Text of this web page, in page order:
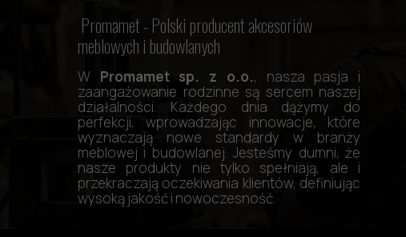
W Promamet sp. z o.o., nasza pasja i
zaangażowanie rodzinne są sercem naszej
działalności. Każdego dnia dążymy do
perfekcji, wprowadzając innowacje, które
wyznaczają nowe standardy w branży
meblowej i budowlanej. Jesteśmy dumni, że
nasze produkty nie tylko spełniają, ale i
przekraczają oczekiwania klientów, definiując
wysoką jakość i nowoczesność.
Promamet -Polski producent akcesoriów
meblowych i budowlanych